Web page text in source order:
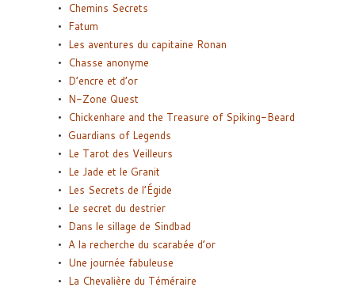
Chemins Secrets
Fatum
Les aventures du capitaine Ronan
Chasse anonyme
D’encre et d’or
N-Zone Quest
Chickenhare and the Treasure of Spiking-Beard
Guardians of Legends
Le Tarot des Veilleurs
Le Jade et le Granit
Les Secrets de l’Égide
Le secret du destrier
Dans le sillage de Sindbad
A la recherche du scarabée d’or
Une journée fabuleuse
La Chevalière du Téméraire